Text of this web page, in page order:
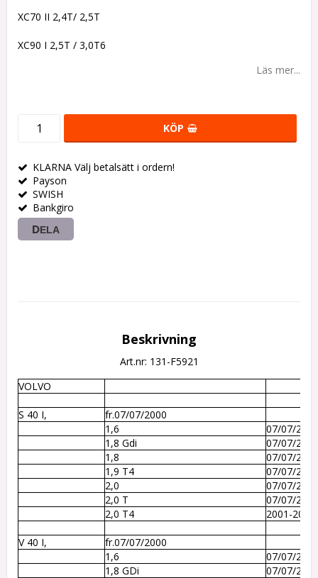
XC70 II 2,4T/ 2,5T
XC90 I 2,5T / 3,0T6
Läs mer...
KÖP
KLARNA Välj betalsätt i ordern!
Payson
SWISH
Bankgiro
DELA
Beskrivning
Art.nr: 131-F5921
VOLVO
S 40 I,
fr.07/07/2000
1,6
07/07/
1,8 Gdi
07/07/
1,8
07/07/
1,9 T4
07/07/
2,0
07/07/
2,0 T
07/07/
2,0 T4
2001-2003
V 40 I,
fr.07/07/2000
1,6
07/07/
1,8 GDi
07/07/